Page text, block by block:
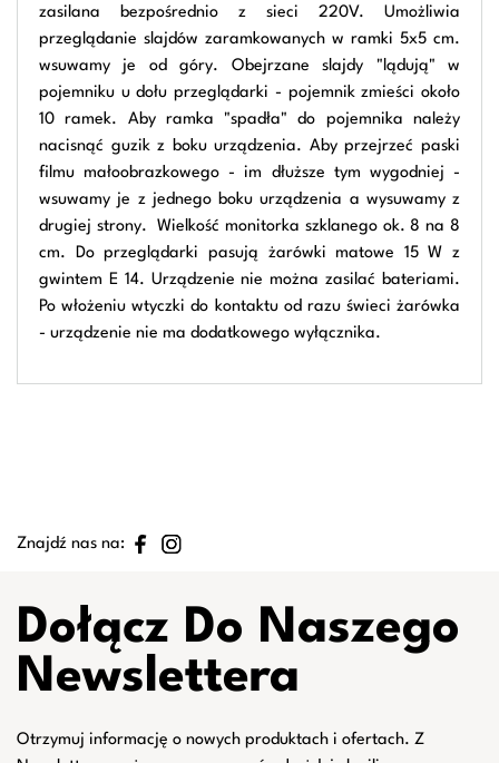
zasilana bezpośrednio z sieci 220V. Umożliwia
przeglądanie slajdów zaramkowanych w ramki 5x5 cm.
wsuwamy je od góry. Obejrzane slajdy "lądują" w
pojemniku u dołu przeglądarki - pojemnik zmieści około
10 ramek. Aby ramka "spadła" do pojemnika należy
nacisnąć guzik z boku urządzenia. Aby przejrzeć paski
filmu małoobrazkowego - im dłuższe tym wygodniej -
wsuwamy je z jednego boku urządzenia a wysuwamy z
drugiej strony. Wielkość monitorka szklanego ok. 8 na 8
cm. Do przeglądarki pasują żarówki matowe 15 W z
gwintem E 14. Urządzenie nie można zasilać bateriami.
Po włożeniu wtyczki do kontaktu od razu świeci żarówka
- urządzenie nie ma dodatkowego wyłącznika.
Znajdź nas na:
Dołącz Do Naszego
Newslettera
Otrzymuj informację o nowych produktach i ofertach. Z